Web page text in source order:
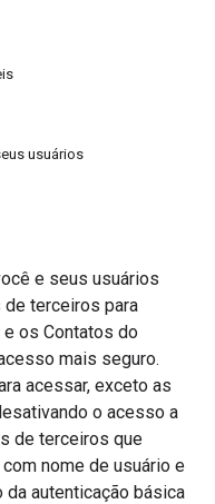
usuários
e seus usuários
de terceiros para
e os Contatos do
mais seguro.
acessar, exceto as
o acesso a
de terceiros que
nome de usuário e
da autenticação básica